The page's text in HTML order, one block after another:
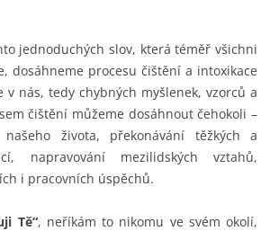
jednoduchých slov, která téměř všichni
dosáhneme procesu čištění a intoxikace
v nás, tedy chybných myšlenek, vzorců a
čištění můžeme dosáhnout čehokoli –
života, překonávání těžkých a
napravování mezilidských vztahů,
i pracovních úspěchů.
Tě“, neříkám to nikomu ve svém okolí,